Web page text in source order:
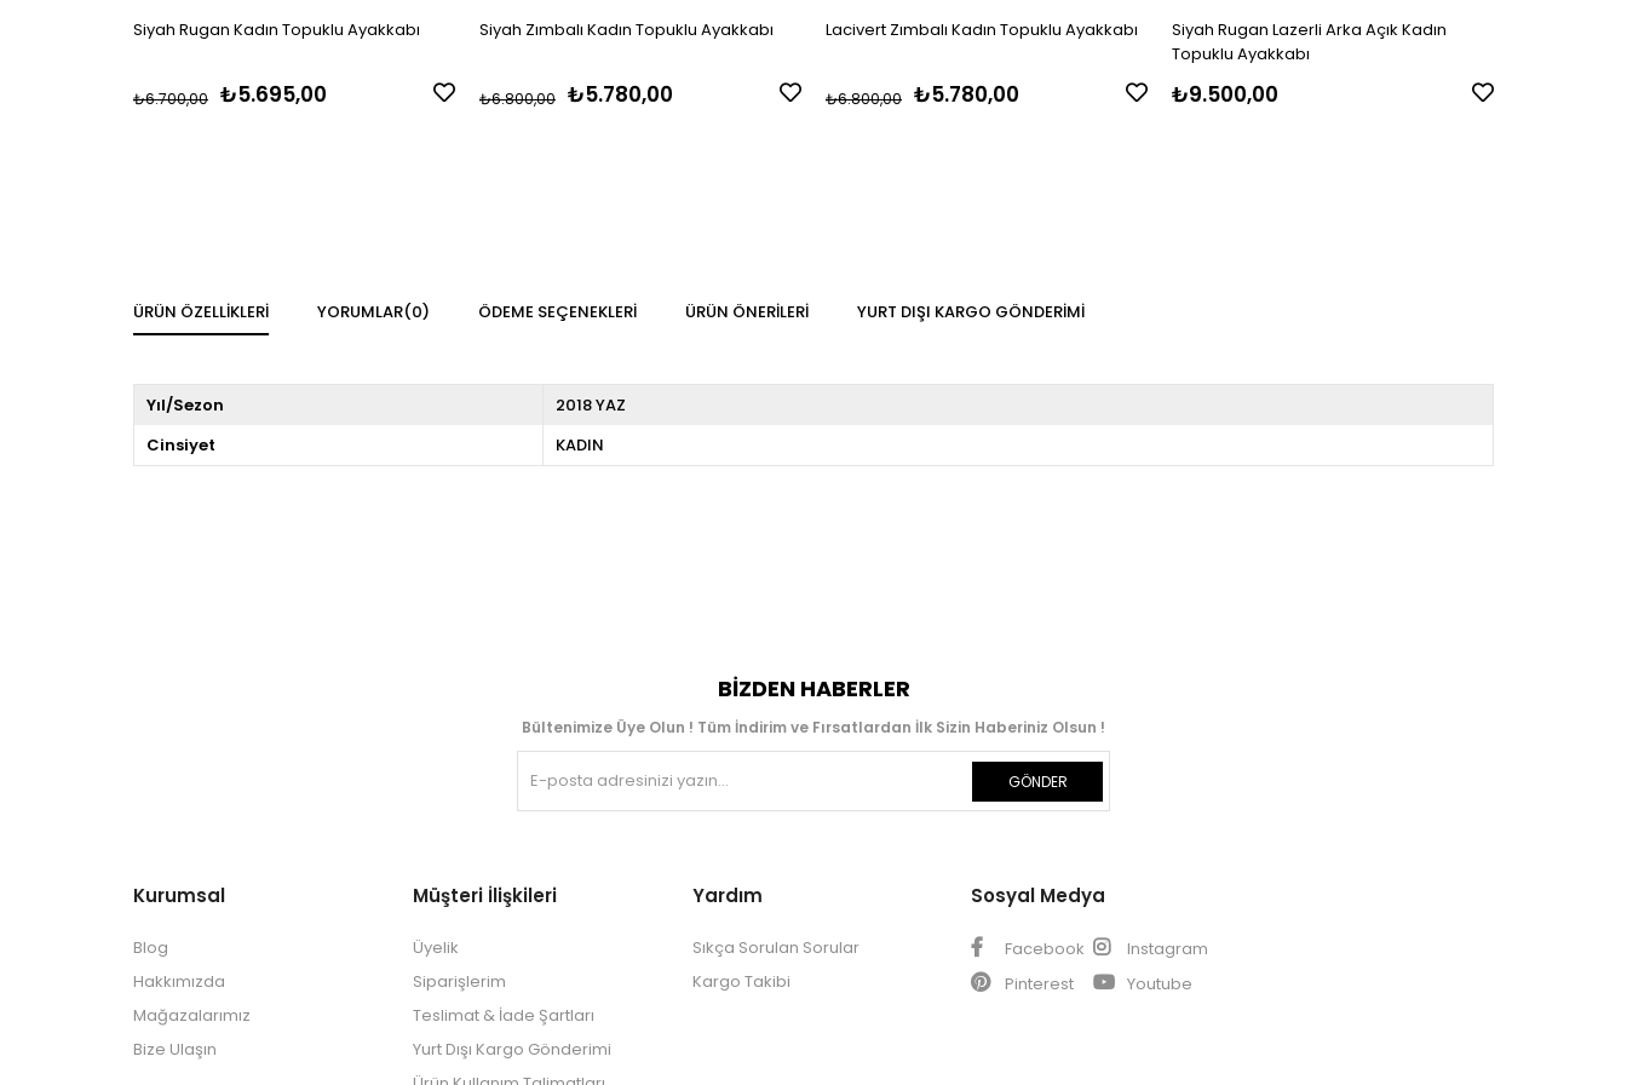
Siyah Rugan Kadın Topuklu Ayakkabı
₺5.695,00
₺6.700,00
Siyah Zımbalı Kadın Topuklu Ayakkabı
₺5.780,00
₺6.800,00
Lacivert Zımbalı Kadın Topuklu Ayakkabı
₺5.780,00
₺6.800,00
Siyah Rugan Lazerli Arka Açık Kadın
Topuklu Ayakkabı
₺9.500,00
ÜRÜN ÖZELLIKLERI YORUMLAR(0) ÖDEME SEÇENEKLERI ÜRÜN ÖNERILERI YURT DIŞI KARGO GÖNDERIMI
Yıl/Sezon
2018 YAZ
Cinsiyet
KADIN
BIZDEN HABERLER
Bültenimize Üye Olun ! Tüm İndirim ve Fırsatlardan İlk Sizin Haberiniz Olsun !
GÖNDER
Kurumsal
Blog
Hakkımızda
Mağazalarımız
Bize Ulaşın
Müşteri İlişkileri
Üyelik
Siparişlerim
Teslimat & İade Şartları
Yurt Dışı Kargo Gönderimi
Yardım
Sıkça Sorulan Sorular
Kargo Takibi
Sosyal Medya
Facebook
Instagram
Pinterest
Youtube